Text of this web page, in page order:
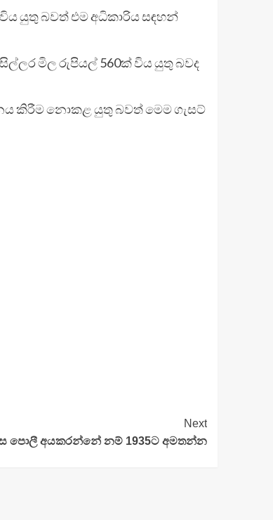
විය යුතු බවත් එම අධිකාරිය සඳහන්
සිල්ලර මිල රුපියල් 560ක් විය යුතු බවද
කිරීම නොකළ යුතු බවත් මෙම ගැසට්
Next
පොලී අයකරන්නේ නම් 1935ට අමතන්න